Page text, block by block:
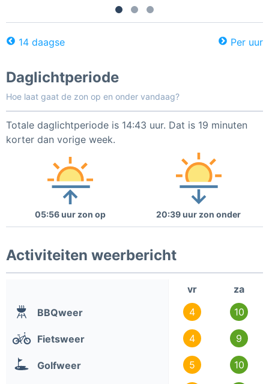
14 daagse Per uur
Daglichtperiode
Hoe laat gaat de zon op en onder vandaag?
Totale daglichtperiode is 14:43 uur. Dat is 19 minuten
korter dan vorige week.
05:56 uur zon op 20:39 uur zon onder
Activiteiten weerbericht
vr
za
BBQweer
4 10
Fietsweer 4 9
Golfweer 5 10